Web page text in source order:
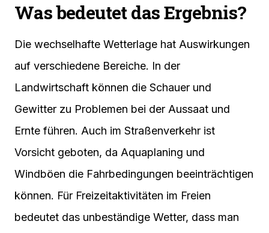
Was bedeutet das Ergebnis?
Die wechselhafte Wetterlage hat Auswirkungen
auf verschiedene Bereiche. In der
Landwirtschaft können die Schauer und
Gewitter zu Problemen bei der Aussaat und
Ernte führen. Auch im Straßenverkehr ist
Vorsicht geboten, da Aquaplaning und
Windböen die Fahrbedingungen beeinträchtigen
können. Für Freizeitaktivitäten im Freien
bedeutet das unbeständige Wetter, dass man